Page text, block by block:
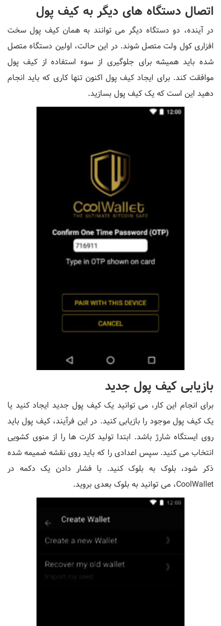
اتصال دستگاه های دیگر به کیف پول
در آینده، دو دستگاه دیگر می توانند به همان کیف پول سخت
افزاری کول ولت متصل شوند. در این حالت، اولین دستگاه متصل
شده باید همیشه برای جلوگیری از سوء استفاده از کیف پول
موافقت کند. برای ایجاد کیف پول اکنون تنها کاری که باید انجام
دهید این است که یک کیف پول بسازید.
بازیابی کیف پول جدید
برای انجام این کار، می توانید یک کیف پول جدید ایجاد کنید یا
یک کیف پول موجود را بازیابی کنید. در این فرآیند، کیف پول باید
روی ایستگاه شارژ باشد. ابتدا تولید کارت ها را از منوی کشویی
انتخاب می کنید. سپس اعدادی را که باید روی نقشه ضمیمه شده
ذکر شود، بلوک به بلوک کنید. با فشار دادن یک دکمه در
CoolWallet، می توانید به بلوک بعدی بروید.